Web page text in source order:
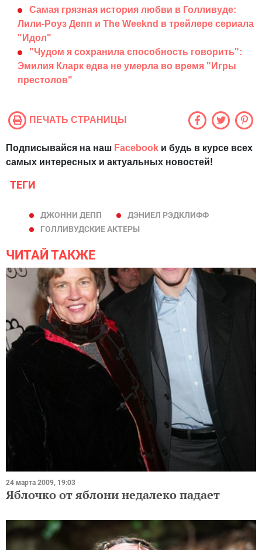
Самая грязная история любви в Голливуде:
Лили-Роуз Депп и The Weeknd в трейлере сериала
"Идол"
"Чудом я сохранила способность говорить":
Эмилия Кларк едва не умерла во время "Игры
престолов"
ПЕЧАТЬ СТРАНИЦЫ
Подписывайся на наш Facebook и будь в курсе всех
самых интересных и актуальных новостей!
ТЕГИ
ДЖОННИ ДЕПП
ДЭНИЕЛ РЭДКЛИФФ
ГОЛЛИВУДСКИЕ АКТЕРЫ
ЧИТАЙ ТАКЖЕ
24 марта 2009, 19:03
Яблочко от яблони недалеко падает